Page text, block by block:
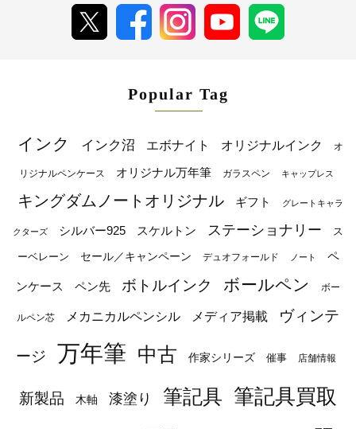
Popular Tag
インク インク沼 エボナイト オリジナルインク オ
リジナルペンケース オリジナル万年筆 ガラスペン キャップレス
キングダムノートオリジナル ギフト グレートキャラ
クターズ シルバー925 スケルトン ステーショナリー ス
ーベレーン セール／キャンペーン デュオフォールド ノート ペ
ンケース ペン先 ボトルインク ボールペン ボー
ルペン芯 メカニカルペンシル メディア掲載 ヴィンテ
ージ 万年筆 中古 作家シリーズ 催事 店舗情報
新製品 木軸 漆塗り 筆記具 筆記具買取